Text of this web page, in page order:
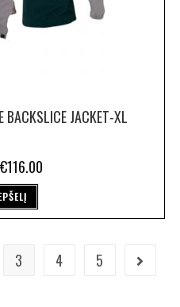
BACKSLICE JACKET-XL
€116.00
3 4 5